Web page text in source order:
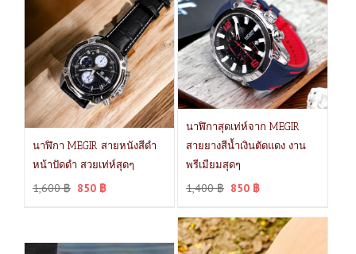
นาฬิกา MEGIR สายหนังสีดำ
หน้าปัดดำ สวยเท่ห์สุดๆ
1,600฿ 850 ฿
นาฬิกาสุดเท่ห์จาก MEGIR
สายยางสีน้ำเงินตัดแดง งาน
พรีเมียมสุดๆ
1,400฿ 850 ฿